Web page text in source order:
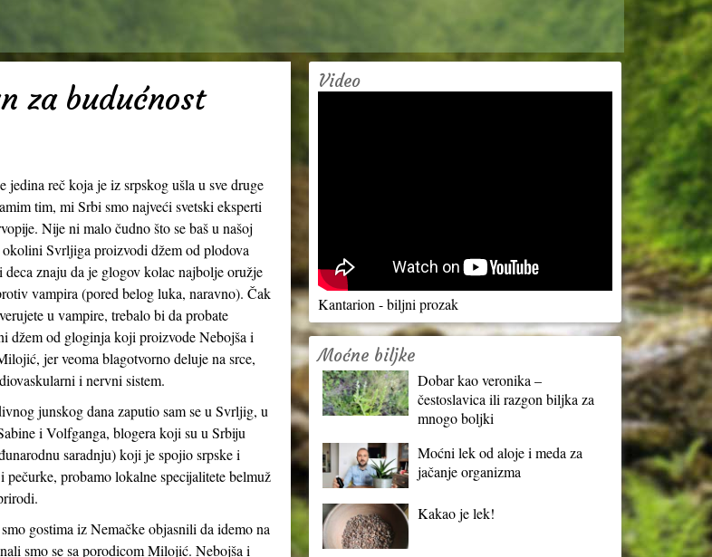
za budućnost
jedina reč koja je iz srpskog ušla u sve druge
tim, mi Srbi smo najveći svetski eksperti
Nije ni malo čudno što se baš u našoj
Svrljiga proizvodi džem od plodova
deca znaju da je glogov kolac najbolje oružje
vampira (pored belog luka, naravno). Čak
u vampire, trebalo bi da probate
džem od gloginja koji proizvode Nebojša i
jer veoma blagotvorno deluje na srce,
i nervni sistem.
junskog dana zaputio sam se u Svrljig, u
i Volfganga, blogera koji su u Srbiju
saradnju) koji je spojio srpske i
probamo lokalne specijalitete belmuž
gostima iz Nemačke objasnili da idemo na
smo se sa porodicom Milojić. Nebojša i
Video
Kantarion - biljni prozak
Moćne biljke
Dobar kao veronika –
čestoslavica ili razgon biljka za
mnogo boljki
Moćni lek od aloje i meda za
jačanje organizma
Kakao je lek!